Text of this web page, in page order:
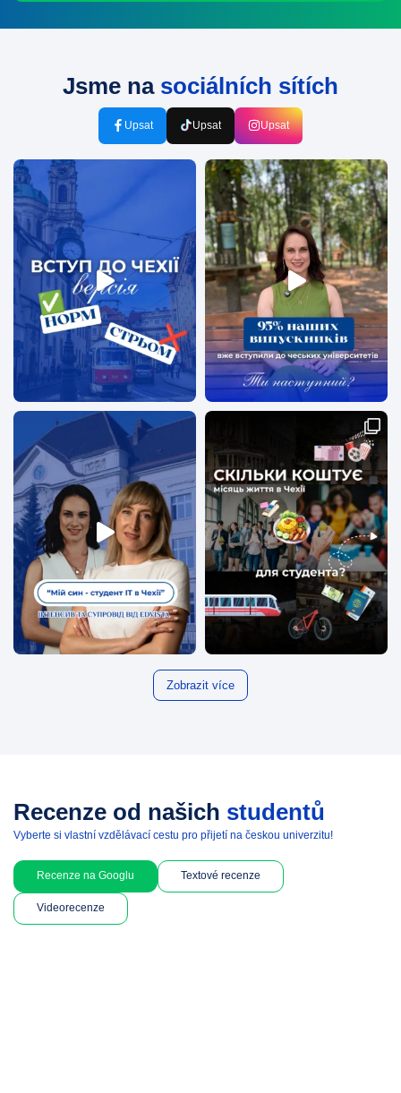
Jsme na sociálních sítích
Upsat Upsat Upsat
Zobrazit více
Recenze od našich studentů
Vyberte si vlastní vzdělávací cestu pro přijetí na českou univerzitu!
Recenze na Googlu Textové recenze
Videorecenze